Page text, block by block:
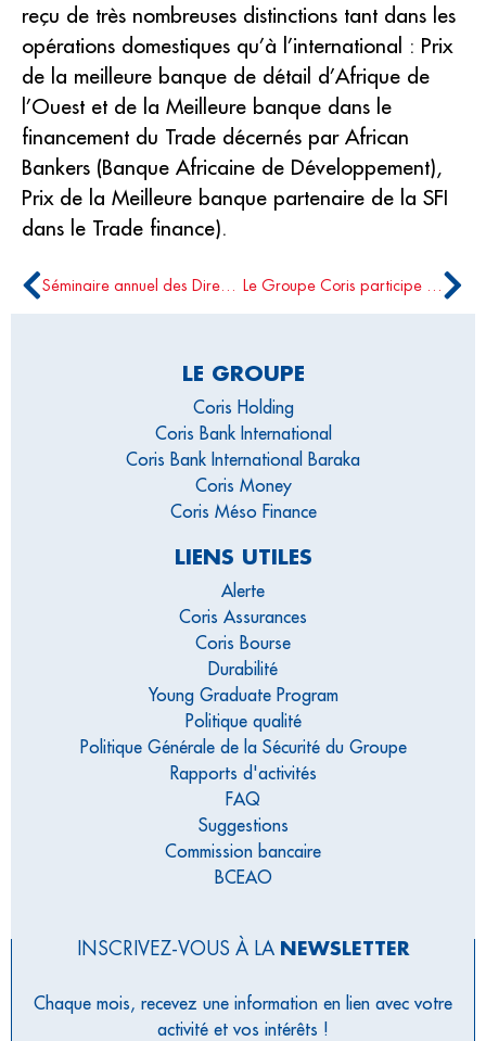
reçu de très nombreuses distinctions tant dans les
opérations domestiques qu’à l’international : Prix
de la meilleure banque de détail d’Afrique de
l’Ouest et de la Meilleure banque dans le
financement du Trade décernés par African
Bankers (Banque Africaine de Développement),
Prix de la Meilleure banque partenaire de la SFI
dans le Trade finance).
Séminaire annuel des Directeurs des Finances et de la Comptabilité du Groupe Coris Le Groupe Coris participe au AFRICA CEO FORUM 2023
LE GROUPE
Coris Holding
Coris Bank International
Coris Bank International Baraka
Coris Money
Coris Méso Finance
LIENS UTILES
Alerte
Coris Assurances
Coris Bourse
Durabilité
Young Graduate Program
Politique qualité
Politique Générale de la Sécurité du Groupe
Rapports d'activités
FAQ
Suggestions
Commission bancaire
BCEAO
INSCRIVEZ-VOUS À LA NEWSLETTER
Chaque mois, recevez une information en lien avec votre
activité et vos intérêts !